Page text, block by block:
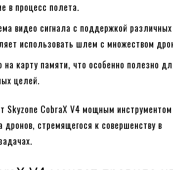
в процесс полета.
видео сигнала с поддержкой
использовать шлем с множеством
карту памяти, что особенно полезно
целей.
Skyzone CobraX V4 мощным
дронов, стремящегося к совершенству в